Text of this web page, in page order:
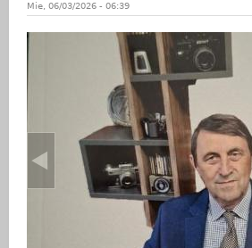
Mie, 06/03/2026 - 06:39